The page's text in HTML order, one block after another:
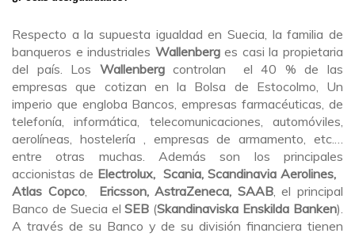
Respecto a la supuesta igualdad en Suecia, la familia de
banqueros e industriales Wallenberges casi la propietaria
del país. Los Wallenbergcontrolan el 40 % de las
empresas que cotizan en la Bolsa de Estocolmo, Un
imperio que engloba Bancos, empresas farmacéuticas, de
telefonía, informática, telecomunicaciones, automóviles,
aerolíneas, hostelería , empresas de armamento, etc.…
entre otras muchas. Además son los principales
accionistas de Electrolux, Scania, Scandinavia Aerolines,
Atlas Copco, Ericsson, AstraZeneca, SAAB, el principal
Banco de Suecia elSEB (Skandinaviska Enskilda Banken).
A través de su Banco y de su división financiera tienen